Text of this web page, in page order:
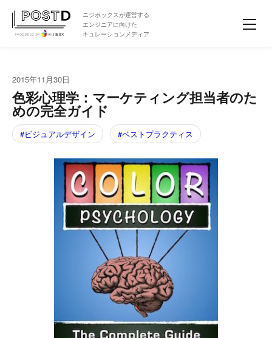
ニジボックスが運営する
エンジニアに向けた
キュレーションメディア
2015年11月30日
色彩心理学：マーケティング担当者のた
めの完全ガイド
ビジュアルデザイン ベストプラクティス